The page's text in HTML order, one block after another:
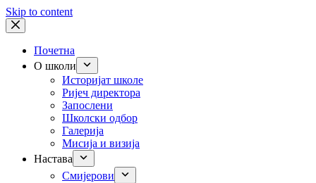
Skip to content
Почетна
О школи
Историјат школе
Ријеч директора
Запослени
Школски одбор
Галерија
Мисија и визија
Настава
Смијерови